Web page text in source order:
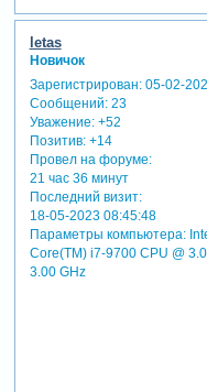
letas
Новичок
Зарегистрирован: 05-02-
Сообщений:23
Уважение: +52
Позитив: +14
Провел на форуме:
21 час 36 минут
Последний визит:
18-05-2023 08:45:48
Параметры компьютера:
Core(TM) i7-9700 CPU @
3.00 GHz